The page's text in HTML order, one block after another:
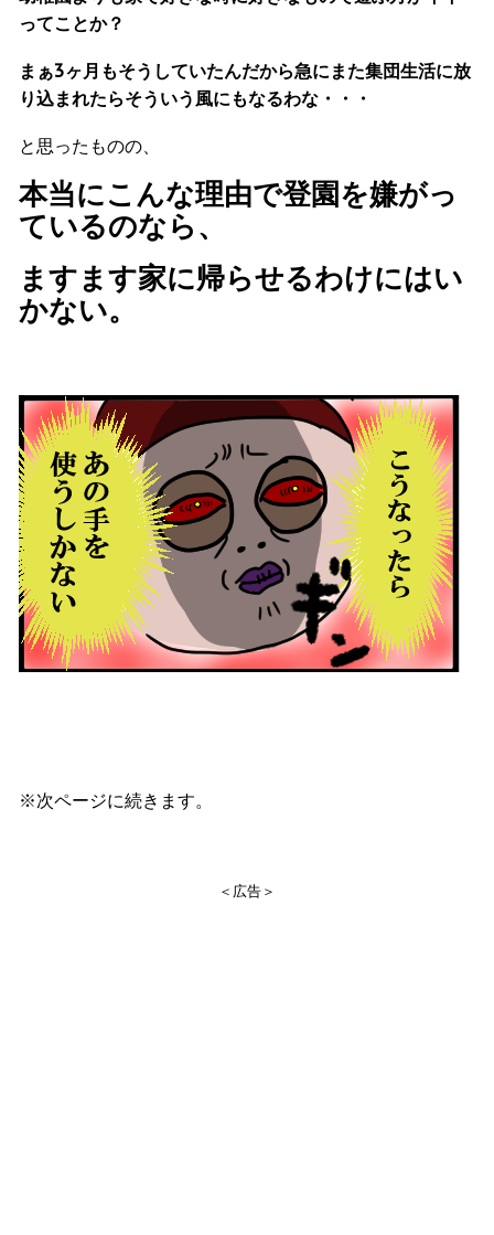
ってことか？
まぁ3ヶ月もそうしていたんだから急にまた集団生活に放
り込まれたらそういう風にもなるわな・・・
と思ったものの、
本当にこんな理由で登園を嫌がっ
ているのなら、
ますます家に帰らせるわけにはい
かない。
※次ページに続きます。
＜広告＞